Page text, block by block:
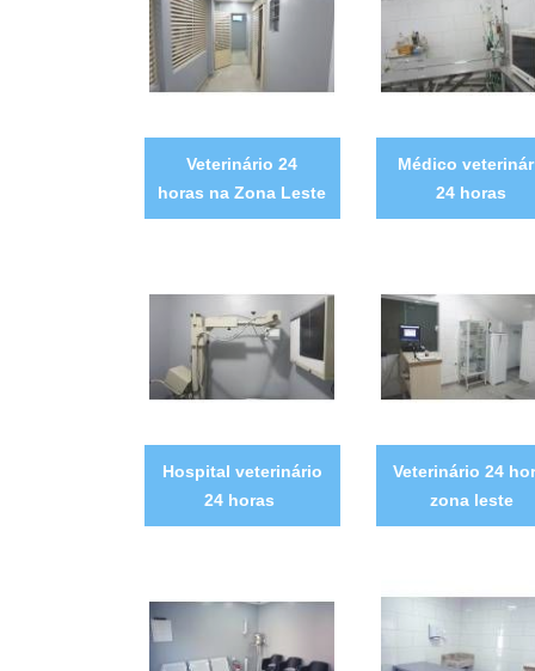
Veterinário 24
horas na Zona Leste
Médico
24 horas
Hospital veterinário
24 horas
Veterinário 24
zona leste